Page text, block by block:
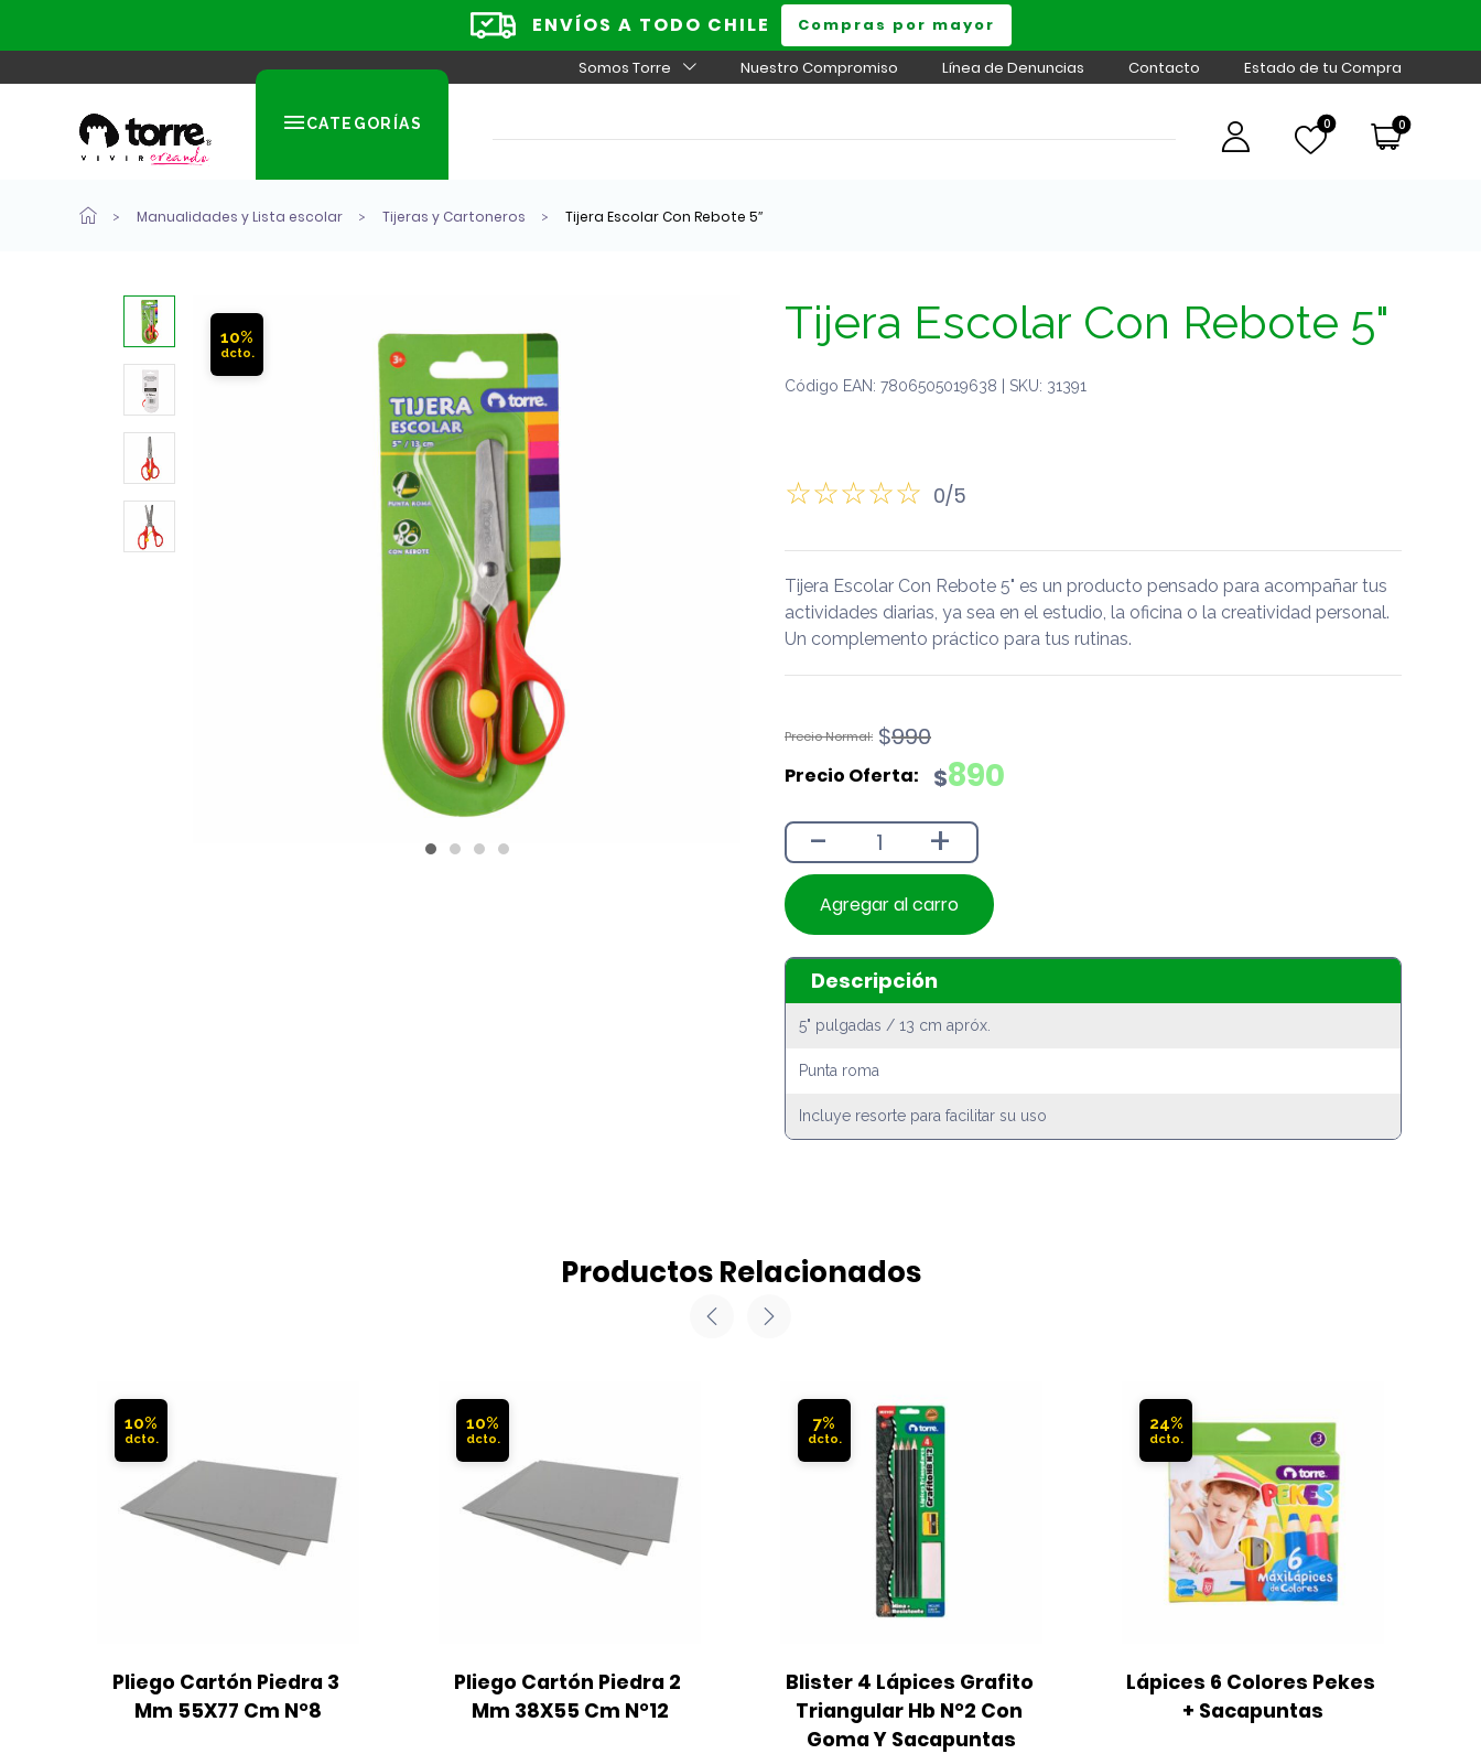
ENVÍOS A TODO CHILE Compras por mayor
Somos Torre Nuestro Compromiso Línea de Denuncias Contacto Estado de tu Compra
CATEGORÍAS 0 0
Manualidades y Lista escolar Tijeras y Cartoneros Tijera Escolar Con Rebote 5″
10% Tijera Escolar Con Rebote 5"
Código EAN: 7806505019638 | SKU: 31391
0/5
Tijera Escolar Con Rebote 5" es un producto pensado para acompañar tus
actividades diarias, ya sea en el estudio, la oficina o la creatividad personal.
Un complemento práctico para tus rutinas.
$990
El
original
$990.
$890
El
actual
$890.
- +
Agregar al carro
Descripción
5" pulgadas / 13 cm apróx.
Punta roma
Incluye resorte para facilitar su uso
Productos Relacionados
10%
Pliego Cartón Piedra 3
Mm 55X77 Cm N°8
10%
Pliego Cartón Piedra 2
Mm 38X55 Cm N°12
7%
Blister 4 Lápices Grafito
Triangular Hb N°2 Con
Goma Y Sacapuntas
24%
Lápices 6 Colores Pekes
+ Sacapuntas